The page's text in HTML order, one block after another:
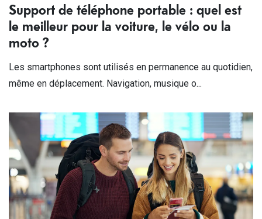
Support de téléphone portable : quel est
le meilleur pour la voiture, le vélo ou la
moto ?
Les smartphones sont utilisés en permanence au quotidien,
même en déplacement. Navigation, musique o...